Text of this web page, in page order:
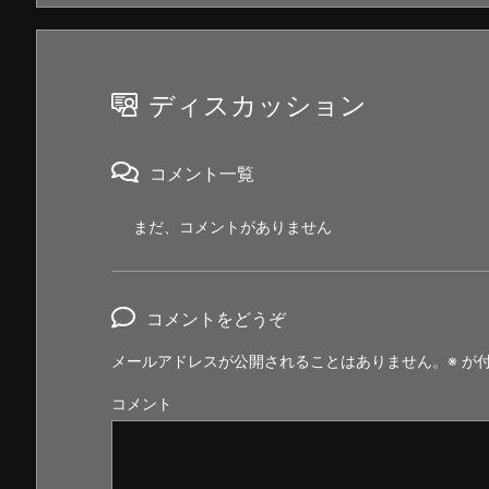
ディスカッション
コメント一覧
まだ、コメントがありません
コメントをどうぞ
メールアドレスが公開されることはありません。 ※ が
コメント